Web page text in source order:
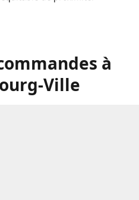
à
Ville